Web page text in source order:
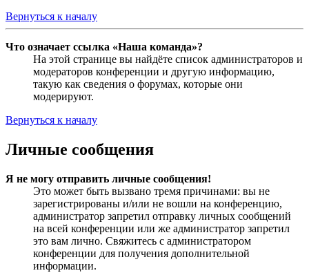
Вернуться к началу
Что означает ссылка «Наша команда»?
На этой странице вы найдёте список администраторов и
модераторов конференции и другую информацию,
такую как сведения о форумах, которые они
модерируют.
Вернуться к началу
Личные сообщения
Я не могу отправить личные сообщения!
Это может быть вызвано тремя причинами: вы не
зарегистрированы и/или не вошли на конференцию,
администратор запретил отправку личных сообщений
на всей конференции или же администратор запретил
это вам лично. Свяжитесь с администратором
конференции для получения дополнительной
информации.